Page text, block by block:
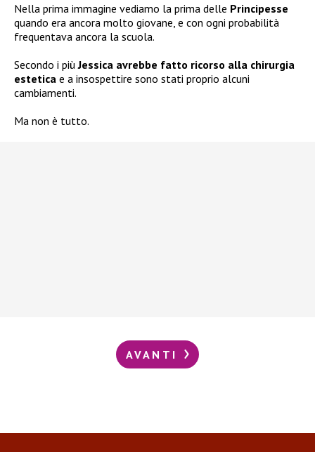
Nella prima immagine vediamo la prima delle Principesse
quando era ancora molto giovane, e con ogni probabilità
frequentava ancora la scuola.
Secondo i piùJessica avrebbe fatto ricorso alla chirurgia
estetica e a insospettire sono stati proprio alcuni
cambiamenti.
Ma non è tutto.
AVANTI